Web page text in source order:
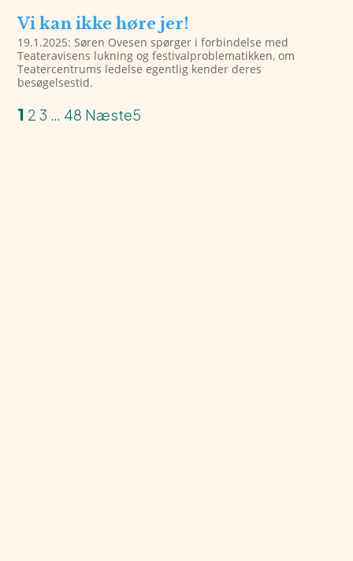
Vi kan ikke høre jer!
19.1.2025: Søren Ovesen spørger i forbindelse med
Teateravisens lukning og festivalproblematikken, om
Teatercentrums ledelse egentlig kender deres
besøgelsestid.
1 2 3 … 48 Næste